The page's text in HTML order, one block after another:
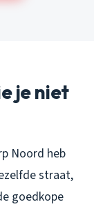
je niet
Noord heb
straat,
goedkope